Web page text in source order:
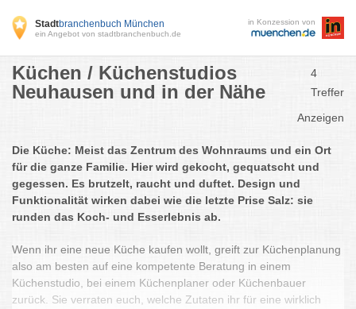
Stadtbranchenbuch München
ein Angebot von stadtbranchenbuch.de
in Konzession von
Küchen / Küchenstudios
Neuhausen und in der Nähe
4
Treffer
Anzeigen
Die Küche: Meist das Zentrum des Wohnraums und ein Ort
für die ganze Familie. Hier wird gekocht, gequatscht und
gegessen. Es brutzelt, raucht und duftet. Design und
Funktionalität wirken dabei wie die letzte Prise Salz: sie
runden das Koch- und Esserlebnis ab.
Wenn ihr eine neue Küche kaufen wollt, greift zur Küchenplanung
also am besten auf eine kompetente Beratung in einem
Küchenstudio, bei einem Küchenplaner oder Küchenbauer
zurück. Sie verraten euch, welche Zutaten ihr für eine wirklich